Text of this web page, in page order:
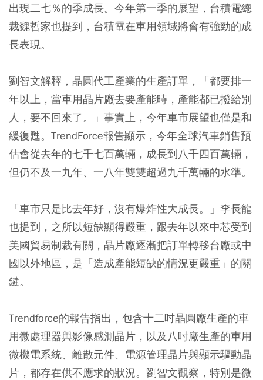
出現二七％的季成長。今年第一季的展望，台積電總
裁魏哲家也提到，台積電在車用領域將會有強勁的成
長表現。
劉智文解釋，晶圓代工產業的生產訂單，「都要排一
年以上，當車用晶片廠去要產能時，產能都已撥給別
人，要不回來了。」事實上，今年車市展望也僅是和
緩復甦。TrendForce報告顯示，今年全球汽車銷售預
估會從去年的七千七百萬輛，成長到八千四百萬輛，
但仍不及一九年、一八年雙雙超過九千萬輛的水準。
「車市只是比去年好，沒有爆炸性大成長。」李長龍
也提到，之所以短缺顯得嚴重，跟去年以來中芯受到
美國貿易制裁有關，晶片廠逐漸把訂單轉移台廠或中
國以外地區，是「造成產能短缺的情況更嚴重」的關
鍵。
Trendforce的報告指出，包含十二吋晶圓廠生產的車
用微處理器與影像感測晶片，以及八吋廠生產的車用
微機電系統、離散元件、電源管理晶片與顯示驅動晶
片，都存在供不應求的狀況。劉智文觀察，特別是微